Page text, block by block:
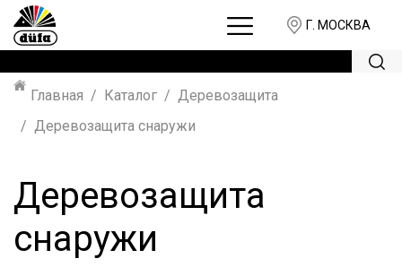
Г. МОСКВА
Главная Каталог
Деревозащита
Деревозащита снаружи
Деревозащита
снаружи